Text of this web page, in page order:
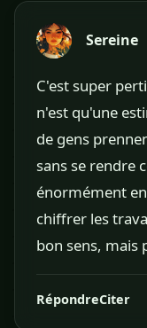
Sereine
C'est super
n'est qu'une
de gens
sans se rendre
énormément
chiffrer les
bon sens, mais
RépondreCiter